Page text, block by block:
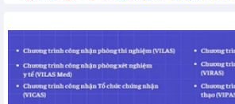
CBAM: Doanh
Việt cần chuẩn